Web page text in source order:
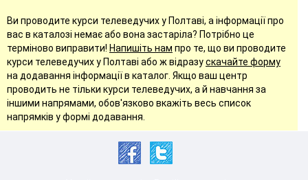
Ви проводите курси телеведучих у Полтаві, а інформації про
вас в каталозі немає або вона застаріла? Потрібно це
терміново виправити! Напишіть нам про те, що ви проводите
курси телеведучих у Полтаві або ж відразускачайте форму
на додавання інформації в каталог. Якщо ваш центр
проводить не тільки курси телеведучих, а й навчання за
іншими напрямами, обов'язково вкажіть весь список
напрямків у формі додавання.